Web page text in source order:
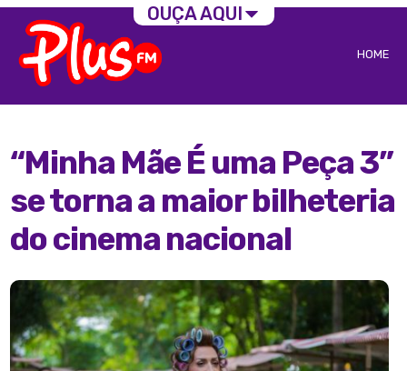
HOME
“Minha Mãe É uma Peça 3”
se torna a maior bilheteria
do cinema nacional
OUÇA AQUI